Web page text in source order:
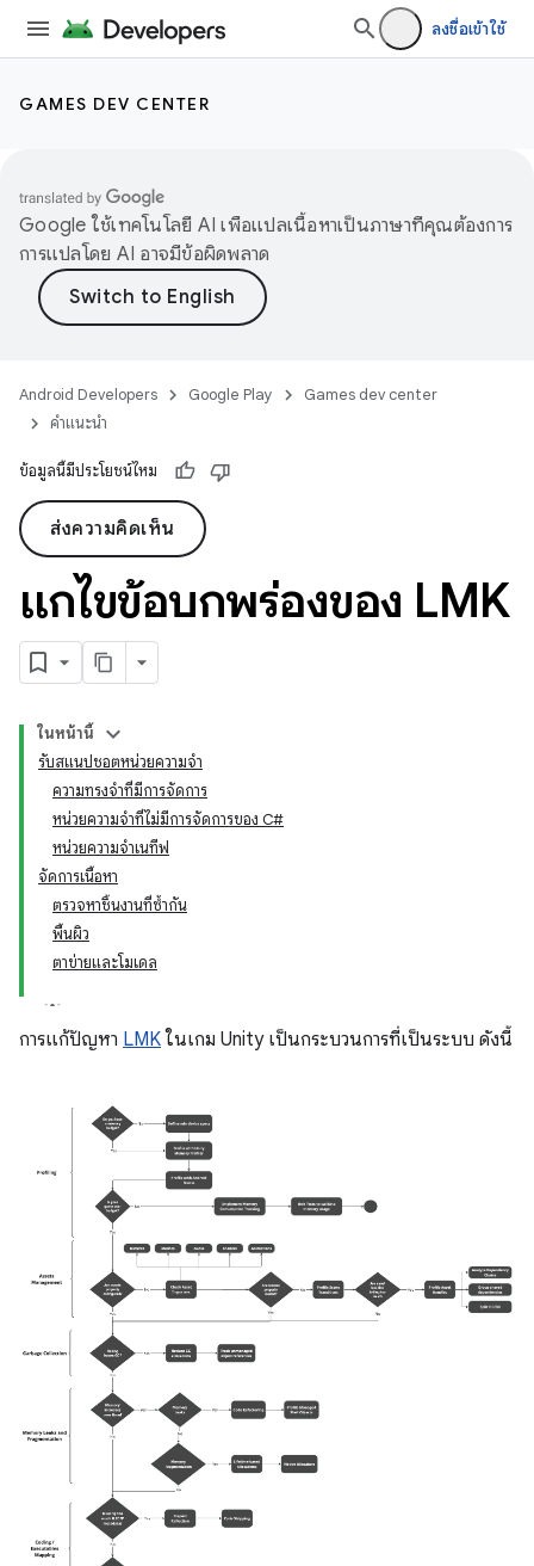
ลงชื่อเข้าใช้
GAMES DEV CENTER
Google ใช้เทคโนโลยี AI เพื่อแปลเนื้อหาเป็นภาษาที่คุณต้องการ
การแปลโดย AI อาจมีข้อผิดพลาด
Android Developers Google Play
Games dev center
คำแนะนำ
ข้อมูลนี้มีประโยชน์ไหม
ส่งความคิดเห็น
แก้ไขข้อบกพร่องของ LMK
ในหน้านี้
รับสแนปชอตหน่วยความจำ
ความทรงจำที่มีการจัดการ
หน่วยความจำที่ไม่มีการจัดการของ C#
หน่วยความจำเนทีฟ
จัดการเนื้อหา
ตรวจหาชิ้นงานที่ซ้ำกัน
พื้นผิว
ตาข่ายและโมเดล
การแก้ปัญหา LMK ในเกม Unity เป็นกระบวนการที่เป็นระบบ ดังนี้